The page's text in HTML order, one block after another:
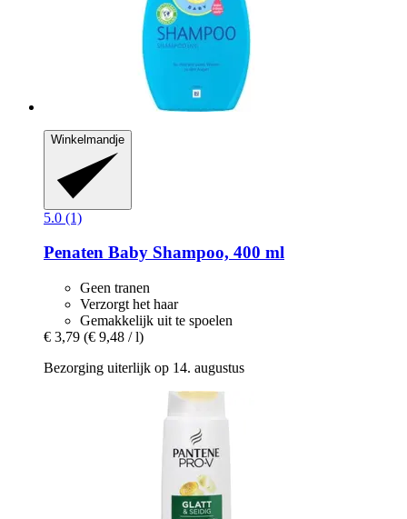
Winkelmandje
5.0 (1)
Penaten Baby Shampoo, 400 ml
Geen tranen
Verzorgt het haar
Gemakkelijk uit te spoelen
€ 3,79 (€ 9,48 / l)
Bezorging uiterlijk op 14. augustus